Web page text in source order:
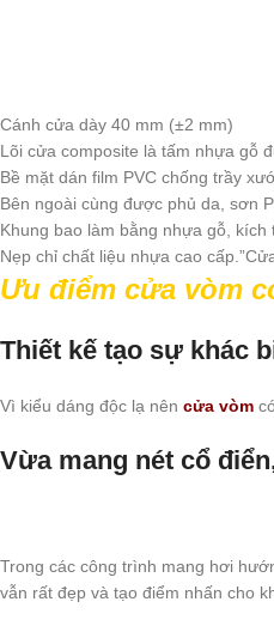
Cánh cửa dày 40 mm (±2 mm)
Lõi cửa composite là tấm nhựa gỗ
Bề mặt dán film PVC chống trầy
Bên ngoài cùng được phủ da, sơn
Khung bao làm bằng nhựa gỗ,
Nẹp chỉ chất liệu nhựa cao
Ưu điểm cửa vòm
Thiết kế tạo sự khác
Vì kiểu dáng độc lạ nên cửa vòm
Vừa mang nét cổ
Trong các công trình mang hơi
vẫn rất đẹp và tạo điểm nhấn cho